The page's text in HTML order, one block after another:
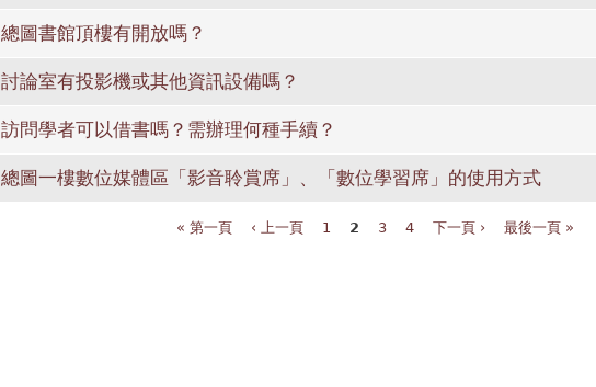
總圖書館頂樓有開放嗎？
討論室有投影機或其他資訊設備嗎？
訪問學者可以借書嗎？需辦理何種手續？
總圖一樓數位媒體區「影音聆賞席」、「數位學習席」的使用方式
« 第一頁 ‹ 上一頁 1 2 3 4 下一頁 › 最後一頁 »